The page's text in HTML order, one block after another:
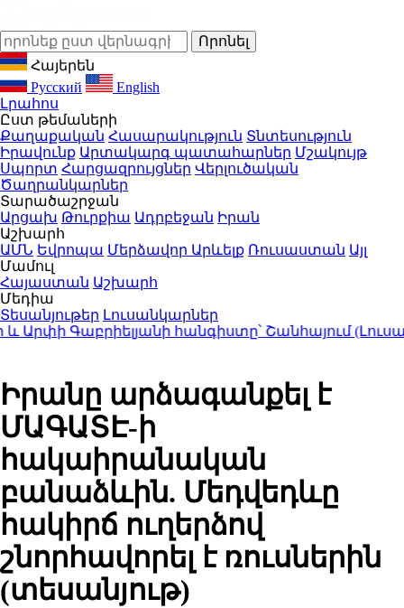
Հայերեն
Русский
English
Լրահոս
Ըստ թեմաների
Քաղաքական Հասարակություն Տնտեսություն
Իրավունք Արտակարգ պատահարներ Մշակույթ
Սպորտ Հարցազրույցներ Վերլուծական
Ծաղրանկարներ
Տարածաշրջան
Արցախ Թուրքիա Ադրբեջան Իրան
Աշխարհ
ԱՄՆ Եվրոպա Մերձավոր Արևելք Ռուսաստան Այլ
Մամուլ
Հայաստան Աշխարհ
Մեդիա
Տեսանյութեր Լուսանկարներ
Գաբրիելյանի հանգիստը՝ Շանհայում
Իրանը արձագանքել է
ՄԱԳԱՏԷ-ի
հակաիրանական
բանաձևին. Մեդվեդևը
հակիրճ ուղերձով
շնորհավորել է ռուսներին
(տեսանյութ)